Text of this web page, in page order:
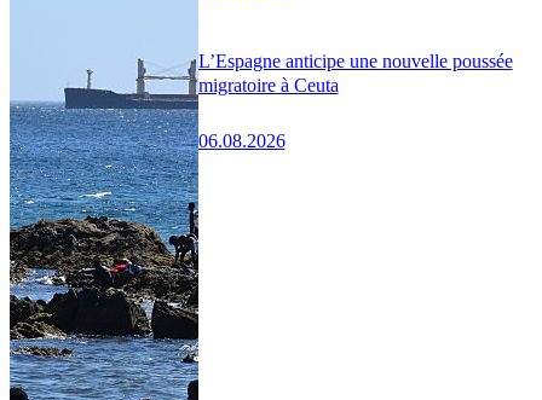
L’Espagne anticipe une nouvelle poussée
migratoire à Ceuta
06.08.2026